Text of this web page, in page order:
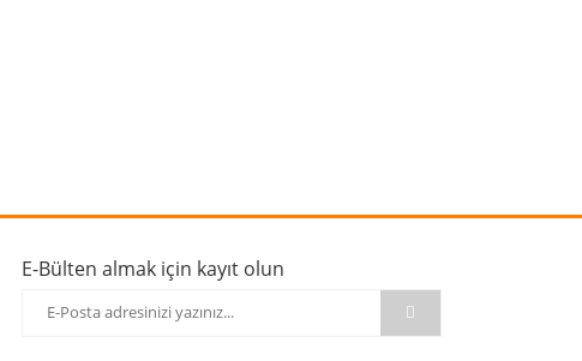
E-Bülten almak için kayıt olun